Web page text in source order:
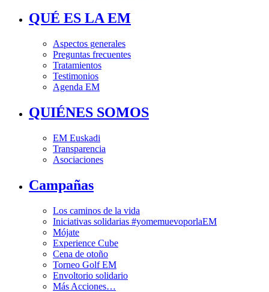
QUÉ ES LA EM
Aspectos generales
Preguntas frecuentes
Tratamientos
Testimonios
Agenda EM
QUIÉNES SOMOS
EM Euskadi
Transparencia
Asociaciones
Campañas
Los caminos de la vida
Iniciativas solidarias #yomemuevoporlaEM
Mójate
Experience Cube
Cena de otoño
Torneo Golf EM
Envoltorio solidario
Más Acciones…